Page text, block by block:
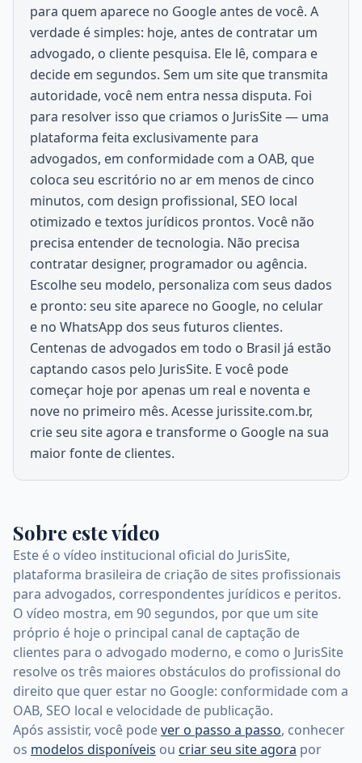
para quem aparece no Google antes de você. A
verdade é simples: hoje, antes de contratar um
advogado, o cliente pesquisa. Ele lê, compara e
decide em segundos. Sem um site que transmita
autoridade, você nem entra nessa disputa. Foi
para resolver isso que criamos o JurisSite — uma
plataforma feita exclusivamente para
advogados, em conformidade com a OAB, que
coloca seu escritório no ar em menos de cinco
minutos, com design profissional, SEO local
otimizado e textos jurídicos prontos. Você não
precisa entender de tecnologia. Não precisa
contratar designer, programador ou agência.
Escolhe seu modelo, personaliza com seus dados
e pronto: seu site aparece no Google, no celular
e no WhatsApp dos seus futuros clientes.
Centenas de advogados em todo o Brasil já estão
captando casos pelo JurisSite. E você pode
começar hoje por apenas um real e noventa e
nove no primeiro mês. Acesse jurissite.com.br,
crie seu site agora e transforme o Google na sua
maior fonte de clientes.
Sobre este vídeo
Este é o vídeo institucional oficial do JurisSite,
plataforma brasileira de criação de sites profissionais
para advogados, correspondentes jurídicos e peritos.
O vídeo mostra, em 90 segundos, por que um site
próprio é hoje o principal canal de captação de
clientes para o advogado moderno, e como o JurisSite
resolve os três maiores obstáculos do profissional do
direito que quer estar no Google: conformidade com a
OAB, SEO local e velocidade de publicação.
Após assistir, você podever o passo a passo, conhecer
os modelos disponíveis ou criar seu site agora por